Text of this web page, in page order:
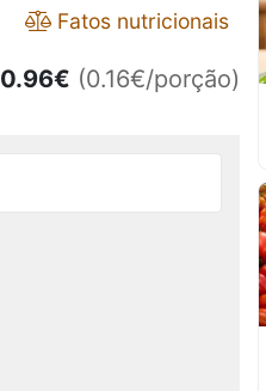
Fatos nutricionais
0.96€ (0.16€/porção)